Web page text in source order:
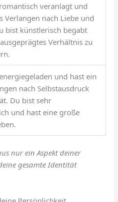
veranlagt und
Verlangen nach Liebe und
bist künstlerisch begabt
Verhältnis zu
und hast ein
nach Selbstausdruck
Du bist sehr
und hast eine große
nur ein Aspekt deiner
gesamte Identität